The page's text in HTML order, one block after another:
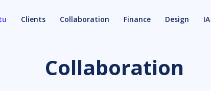
Clients Collaboration Finance Design IA
Collaboration